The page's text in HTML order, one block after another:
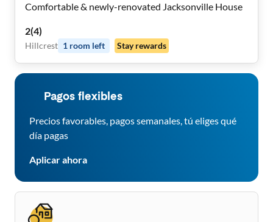
Comfortable & newly-renovated Jacksonville House
2(4)
Hillcrest 1 room left Stay rewards
Pagos flexibles
Precios favorables, pagos semanales, tú eliges qué
día pagas
Aplicar ahora